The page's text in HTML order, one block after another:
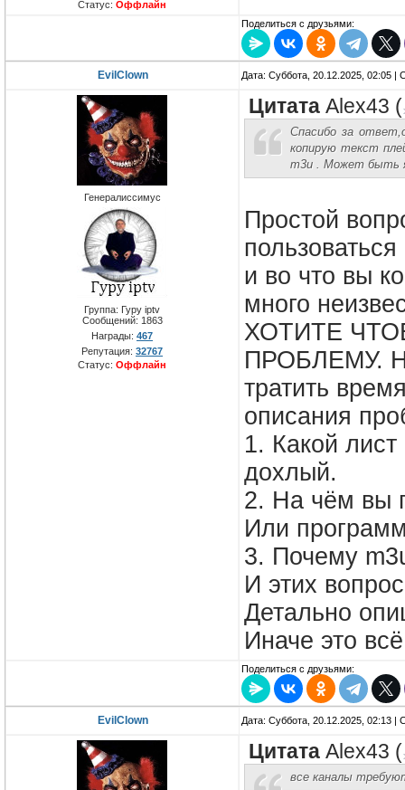
Статус: Оффлайн
Поделиться с друзьями:
EvilClown Дата: Суббота, 20.12.2025, 02:05 |
Генералиссимус
Группа: Гуру iptv
Сообщений: 1863
Награды: 467
Репутация: 32767
Статус: Оффлайн
Цитата Alex43 (
Спасибо за
копирую текст
m3u . Может быть я
Простой
и во что вы
много
ХОТИТЕ
ПРОБЛЕМУ.
тратить
описания
1. Какой
дохлый.
2. На чём вы
Или
3. Почему
И этих
Детально
Иначе это
Поделиться с друзьями:
EvilClown Дата: Суббота, 20.12.2025, 02:13 |
Цитата Alex43 (
все каналы